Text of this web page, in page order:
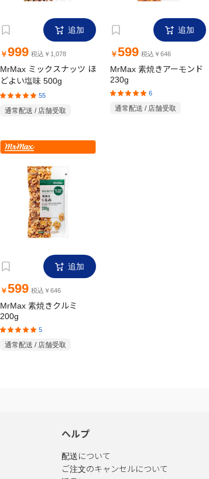
追加
￥999 税込￥1,078
MrMax ミックスナッツ ほ
どよい塩味 500g
55
通常配送 / 店舗受取
追加
￥599 税込￥646
MrMax 素焼きアーモンド
230g
6
通常配送 / 店舗受取
追加
￥599 税込￥646
MrMax 素焼きクルミ
200g
5
通常配送 / 店舗受取
ヘルプ
配送について
ご注文のキャンセルについて